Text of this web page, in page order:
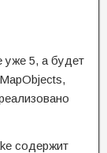
уже 5, а будет
содержит